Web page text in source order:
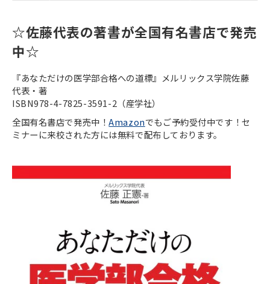
☆佐藤代表の著書が全国有名書店で発売
中☆
『あなただけの医学部合格への道標』メルリックス学院佐藤
代表・著
ISBN978-4-7825-3591-2（産学社）
全国有名書店で発売中！Amazonでもご予約受付中です！セ
ミナーに来校された方には無料で配布しております。